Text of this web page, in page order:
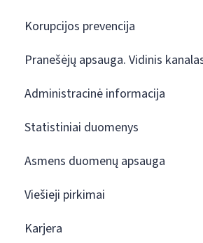
Korupcijos prevencija
Pranešėjų apsauga. Vidinis
Administracinė informacija
Statistiniai duomenys
Asmens duomenų apsauga
Viešieji pirkimai
Karjera